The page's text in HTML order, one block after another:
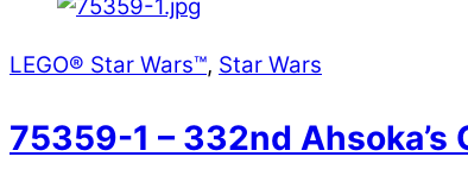
LEGO® Star Wars™, Star Wars
75359-1 – 332nd